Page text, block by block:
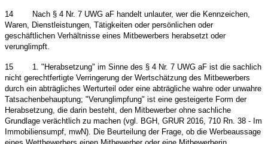
14
Nach § 4 Nr. 7 UWG aF handelt unlauter, wer die Kennzeichen,
Waren, Dienstleistungen, Tätigkeiten oder persönlichen oder
geschäftlichen Verhältnisse eines Mitbewerbers herabsetzt oder
verunglimpft.
15 1. "Herabsetzung" im Sinne des § 4 Nr. 7 UWG aF ist die sachlich
nicht gerechtfertigte Verringerung der Wertschätzung des Mitbewerbers
durch ein abträgliches Werturteil oder eine abträgliche wahre oder unwahre
Tatsachenbehauptung; "Verunglimpfung" ist eine gesteigerte Form der
Herabsetzung, die darin besteht, den Mitbewerber ohne sachliche
Grundlage verächtlich zu machen (vgl. BGH, GRUR 2016, 710 Rn. 38 - Im
Immobiliensumpf, mwN). Die Beurteilung der Frage, ob die Werbeaussage